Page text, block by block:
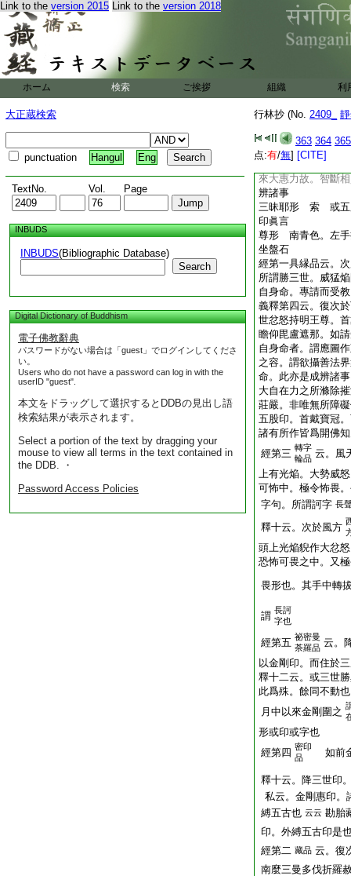
Link to the version 2015 Link to the version 2018
ホーム 検索 ご挨拶 組織 利
大正蔵検索
punctuation Hangul Eng
TextNo. Vol. Page
INBUDS
INBUDS(Bibliographic Database)
Search
Digital Dictionary of Buddhism
電子佛教辭典
パスワードがない場合は「guest」でログインしてくださ
い。
Users who do not have a password can log in with the
userID "guest".
本文をドラッグして選択するとDDBの見出し語
検索結果が表示されます。
Select a portion of the text by dragging your
mouse to view all terms in the text contained in
the DDB. ・
Password Access Policies
行林抄 (No. 2409_
363 364 365
点:有/無] [CITE]
勝三世
重西北隅
密號 最勝金剛
種子
郝 訶
私云。義釋云。降
在風爲體。
長聲
點。爲明如來解脱
來大惠力故。智斷
辨諸事
三昧耶形 索 或五
印眞言
尊形 南青色。左手
坐盤石
經第一具縁品云。
所謂勝三世。威猛
自身命。專請而受教
義釋第四云。復次
世忿怒持明王尊。
瞻仰毘盧遮那。如
自身命者。謂應圖
之容。謂欲攝善法
命。此亦是成辨諸
大自在力之所滌除
莊嚴。非唯無所障
五股印。首戴寶冠
諸有所作皆爲開佛
經第三 轉字
輪品 云。風
上有光焔。大勢威
可怖中。極令怖畏
字句。所謂訶字 長
釋十云。次於風方
頭上光焔貎作大忿
恐怖可畏之中。又
畏形也。其手中轉
謂 長訶
字也
經第五 祕密曼
荼羅品 云。
以金剛印。而住於
釋十二云。或三世
此爲殊。餘同不動
月中以來金剛圍之
形或印或字也
經第四 密印
品
如前
釋十云。降三世印
私云。金剛惠印。
縛五古也 云云 勘胎
印。外縛五古印是
經第二 藏品 云。復
南麼三曼多伐折羅